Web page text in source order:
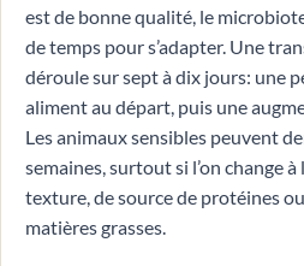
est de bonne qualité, le
de temps pour s’adapter. Une
déroule sur sept à dix jours: une
aliment au départ, puis une
Les animaux sensibles peuvent
semaines, surtout si l’on change
texture, de source de protéines
matières grasses.